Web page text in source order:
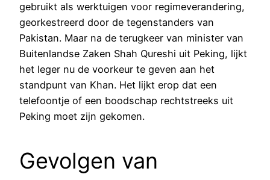
gebruikt als werktuigen voor regimeverandering,
georkestreerd door de tegenstanders van
Pakistan. Maar na de terugkeer van minister van
Buitenlandse Zaken Shah Qureshi uit Peking, lijkt
het leger nu de voorkeur te geven aan het
standpunt van Khan. Het lijkt erop dat een
telefoontje of een boodschap rechtstreeks uit
Peking moet zijn gekomen.
Gevolgen van